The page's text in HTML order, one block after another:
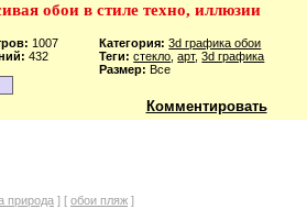
обои в стиле техно, иллюзии
1007
432
Категория: 3d графика обои
Теги: стекло ,арт,3d графика
Размер: Все
Комментировать
природа ] [ обои пляж ]